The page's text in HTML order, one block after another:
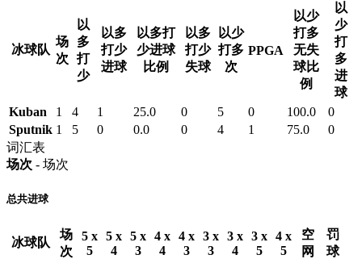
冰球队
场
次
以
多
打
少
以多
打少
进球
以多打
少进球
比例
以多
打少
失球
以少
打多
次
PPGA
以少
打多
无失
球比
例
以
少
打
多
进
球
Kuban
1 4 1 25.0 0 5 0 100.0
0
Sputnik 1 5 0 0.0 0 4 1 75.0
0
词汇表
场次 - 场次
总共进球
冰球队
场
次
5 x
5
5 x
4
5 x
3
4 x
4
4 x
3
3 x
3
3 x
4
3 x
5
4 x
5
空
网
罚
球